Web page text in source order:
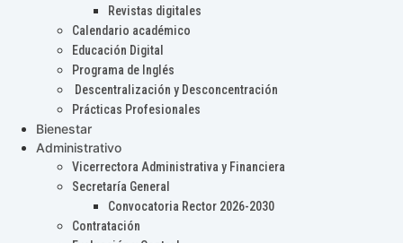
Revistas digitales
Calendario académico
Educación Digital
Programa de Inglés
Descentralización y Desconcentración
Prácticas Profesionales
Bienestar
Administrativo
Vicerrectora Administrativa y Financiera
Secretaría General
Convocatoria Rector 2026-2030
Contratación